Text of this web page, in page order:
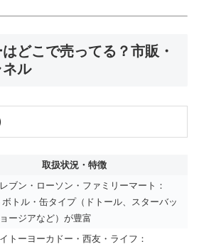
どこで売ってる？市販・
ル
取扱状況・特徴
ブン・ローソン・ファミリーマート：
トル・缶タイプ（ドトール、スターバッ
ージアなど）が豊富
トーヨーカドー・西友・ライフ：